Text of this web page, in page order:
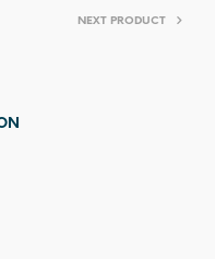
NEXT PRODUCT